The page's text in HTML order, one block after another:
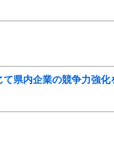
県内企業の競争力強化